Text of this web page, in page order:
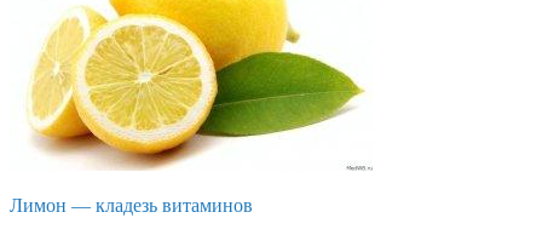
Лимон — кладезь витаминов